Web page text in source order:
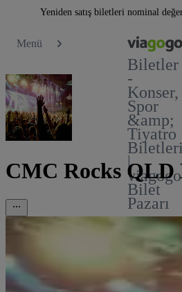
Yeniden satış biletleri nominal
Menü
Biletler
-
Konser,
Spor
&amp;
Tiyatro
Biletleri
|
viagogo
Bilet
Pazarı
CMC Rocks